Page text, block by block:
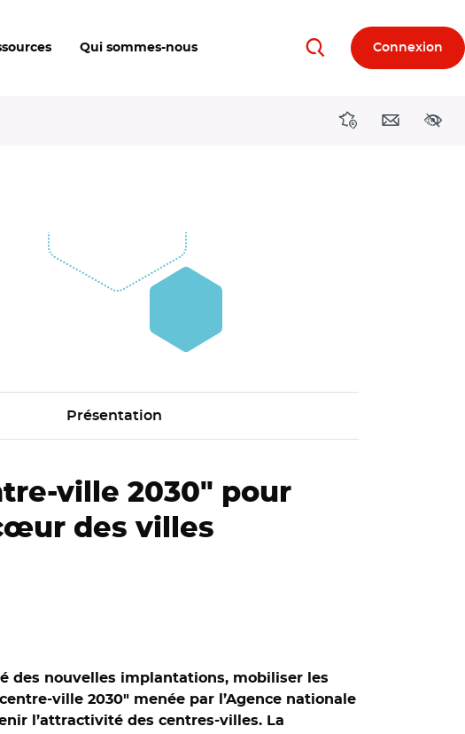
Qui sommes-nous RechercherConnexion
DirectionsContact
Présentation
ville 2030" pour
des villes
des nouvelles implantations, mobiliser les
ville 2030" menée par l’Agence nationale
l’attractivité des centres-villes. La